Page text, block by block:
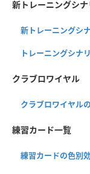
新トレーニングシナ
新トレーニングシ
トレーニングシナ
クラブロワイヤル
クラブロワイヤル
練習カード一覧
練習カードの色別